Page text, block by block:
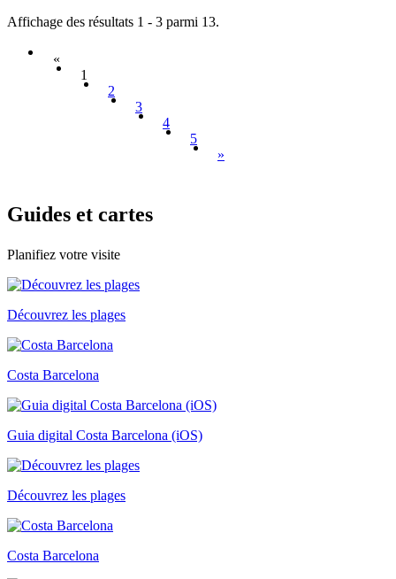
Affichage des résultats 1 - 3 parmi 13.
«
1
2
3
4
5
»
Guides et cartes
Planifiez votre visite
Découvrez les plages
Costa Barcelona
Guia digital Costa Barcelona (iOS)
Découvrez les plages
Costa Barcelona